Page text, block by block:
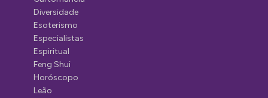
Diversidade
Esoterismo
Especialistas
Espiritual
Feng Shui
Horóscopo
Leão